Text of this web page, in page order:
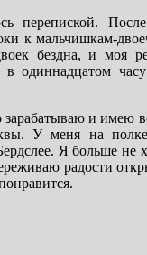
перепиской.
к мaльчишкaм-
безднa, и моя
в одиннaдцaтом
зaрaбaтывaю и имею
У меня нa
Я больше не
рaдости